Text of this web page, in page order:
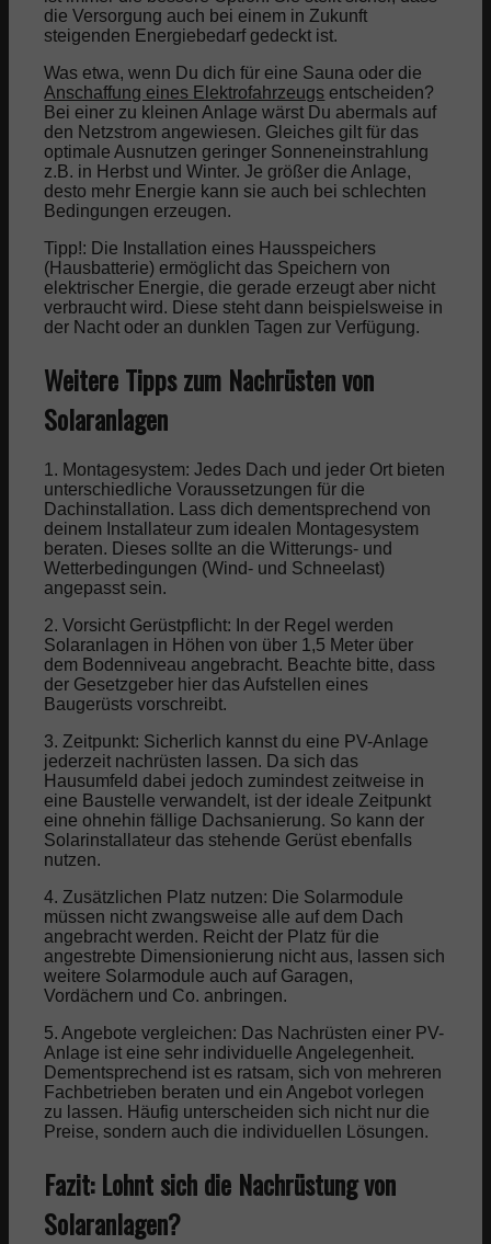
die Versorgung auch bei einem in Zukunft
steigenden Energiebedarf gedeckt ist.
Was etwa, wenn Du dich für eine Sauna oder die
Anschaffung eines Elektrofahrzeugs entscheiden?
Bei einer zu kleinen Anlage wärst Du abermals auf
den Netzstrom angewiesen. Gleiches gilt für das
optimale Ausnutzen geringer Sonneneinstrahlung
z.B. in Herbst und Winter. Je größer die Anlage,
desto mehr Energie kann sie auch bei schlechten
Bedingungen erzeugen.
Tipp!: Die Installation eines Hausspeichers
(Hausbatterie) ermöglicht das Speichern von
elektrischer Energie, die gerade erzeugt aber nicht
verbraucht wird. Diese steht dann beispielsweise in
der Nacht oder an dunklen Tagen zur Verfügung.
Weitere Tipps zum Nachrüsten von
Solaranlagen
1. Montagesystem: Jedes Dach und jeder Ort bieten
unterschiedliche Voraussetzungen für die
Dachinstallation. Lass dich dementsprechend von
deinem Installateur zum idealen Montagesystem
beraten. Dieses sollte an die Witterungs- und
Wetterbedingungen (Wind- und Schneelast)
angepasst sein.
2. Vorsicht Gerüstpflicht: In der Regel werden
Solaranlagen in Höhen von über 1,5 Meter über
dem Bodenniveau angebracht. Beachte bitte, dass
der Gesetzgeber hier das Aufstellen eines
Baugerüsts vorschreibt.
3. Zeitpunkt: Sicherlich kannst du eine PV-Anlage
jederzeit nachrüsten lassen. Da sich das
Hausumfeld dabei jedoch zumindest zeitweise in
eine Baustelle verwandelt, ist der ideale Zeitpunkt
eine ohnehin fällige Dachsanierung. So kann der
Solarinstallateur das stehende Gerüst ebenfalls
nutzen.
4. Zusätzlichen Platz nutzen: Die Solarmodule
müssen nicht zwangsweise alle auf dem Dach
angebracht werden. Reicht der Platz für die
angestrebte Dimensionierung nicht aus, lassen sich
weitere Solarmodule auch auf Garagen,
Vordächern und Co. anbringen.
5. Angebote vergleichen: Das Nachrüsten einer PV-
Anlage ist eine sehr individuelle Angelegenheit.
Dementsprechend ist es ratsam, sich von mehreren
Fachbetrieben beraten und ein Angebot vorlegen
zu lassen. Häufig unterscheiden sich nicht nur die
Preise, sondern auch die individuellen Lösungen.
Fazit: Lohnt sich die Nachrüstung von
Solaranlagen?